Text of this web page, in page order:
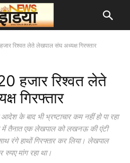
रिश्वत लेते लेखपाल संघ अध्यक्ष गिरफ्तार
हजार रिश्वत लेते
गिरफ्तार
के बाद भी भ्रष्टाचार कम नहीं हो पा रहा
में तैनात एक लेखपाल को लखनऊ की एंटी
रंगे हाथों गिरफ्तार कर लिया। लेखपाल
मांग रहा था।